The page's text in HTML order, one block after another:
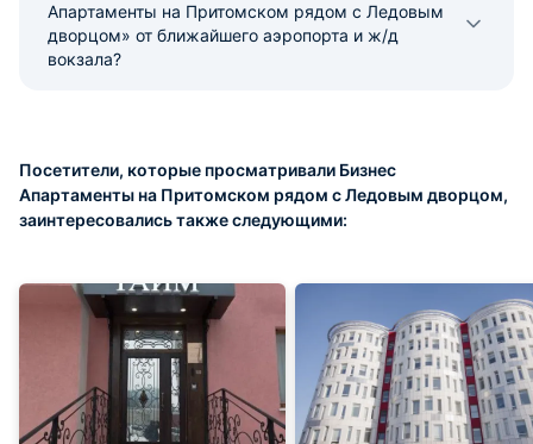
Апартаменты на Притомском рядом с Ледовым
дворцом» от ближайшего аэропорта и ж/д
вокзала?
Посетители, которые просматривали Бизнес
Апартаменты на Притомском рядом с Ледовым дворцом,
заинтересовались также следующими: